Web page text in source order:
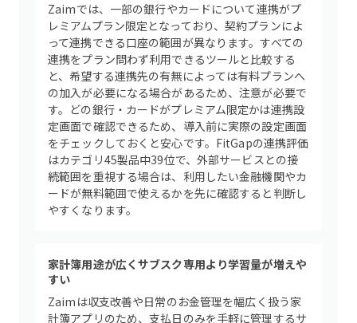
Zaimでは、一部の銀行やカードについて連携がプ
レミアムプラン限定となっており、契約プランによ
って連携できる口座の範囲が異なります。すべての
連携をプラン問わず利用できるツールと比較する
と、希望する連携先の有無によっては有料プランへ
の加入が必要になる場合があるため、注意が必要で
す。どの銀行・カードがプレミアム限定かは連携設
定画面で確認できるため、導入前に実際の設定画面
をチェックしておくと安心です。FitGapの連携評価
はカテゴリ45製品中39位で、外部サービスとの接
続範囲を重視する場合は、利用したい金融機関やカ
ードが無料範囲で使えるかを先に確認すると判断し
やすくなります。
家計簿用途が広くサブスク専用より学習量が増えや
すい
Zaimは収支改善や日常のお金管理を幅広く扱う家
計簿アプリのため、支払日のみを手軽に管理するサ